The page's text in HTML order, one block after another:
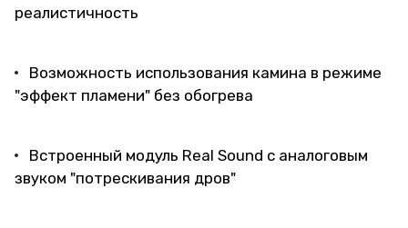
реалистичность
Возможность использования камина в режиме
"эффект пламени" без обогрева
Встроенный модуль Real Sound с аналоговым
звуком "потрескивания дров"